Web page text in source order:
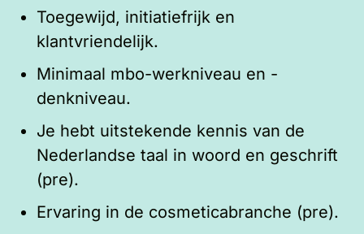
Toegewijd, initiatiefrijk en
klantvriendelijk.
Minimaal mbo-werkniveau en -
denkniveau.
Je hebt uitstekende kennis van de
Nederlandse taal in woord en geschrift
(pre).
Ervaring in de cosmeticabranche (pre).